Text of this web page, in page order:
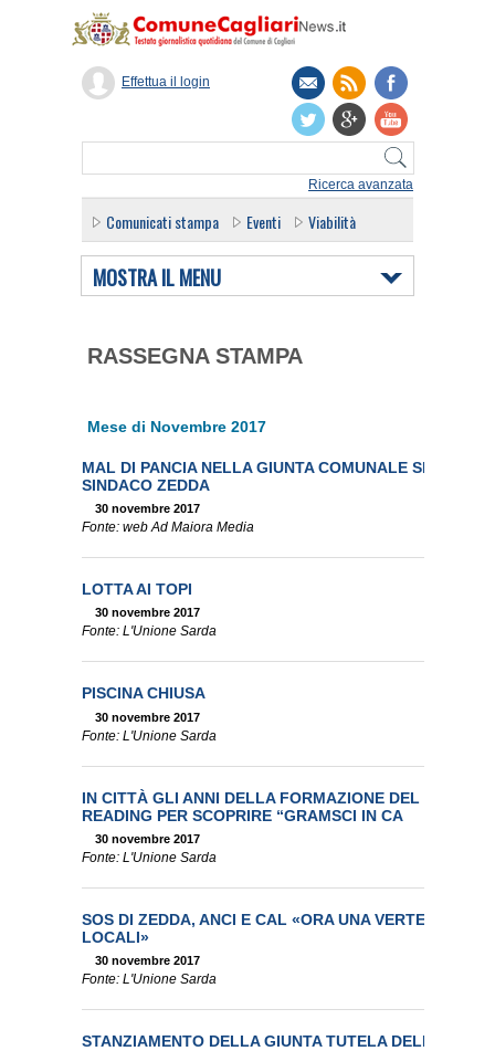
Ricerca avanzata
Effettua il login
Comunicati stampa Eventi Viabilità
MOSTRA IL MENU
RASSEGNA STAMPA
Mese di Novembre 2017
MAL DI PANCIA NELLA GIUNTA COMUNALE SPIANA
SINDACO ZEDDA
30 novembre 2017
Fonte: web Ad Maiora Media
LOTTA AI TOPI
30 novembre 2017
Fonte: L'Unione Sarda
PISCINA CHIUSA
30 novembre 2017
Fonte: L'Unione Sarda
IN CITTÀ GLI ANNI DELLA FORMAZIONE DEL
READING PER SCOPRIRE “GRAMSCI IN CA
30 novembre 2017
Fonte: L'Unione Sarda
SOS DI ZEDDA, ANCI E CAL «ORA UNA VERTENZA
LOCALI»
30 novembre 2017
Fonte: L'Unione Sarda
STANZIAMENTO DELLA GIUNTA TUTELA DELLE